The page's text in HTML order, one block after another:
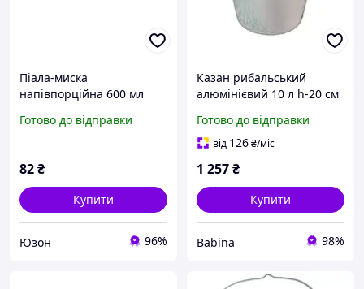
Піала-миска
напівпорційна 600 мл
Готово до відправки
82₴
Купити
Юзон 96%
Казан рибальський
алюмінієвий 10 л h-20 см
Готово до відправки
від 126₴/міс
1 257₴
Купити
Babina 98%